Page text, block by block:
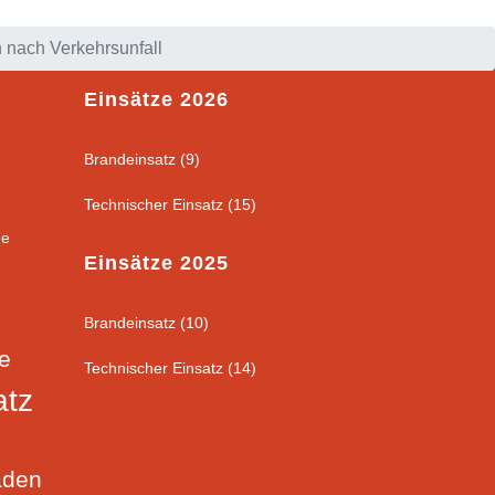
Verkehrsunfall
Einsätze 2026
Brandeinsatz (9)
Technischer Einsatz (15)
Einsätze 2025
Brandeinsatz (10)
Technischer Einsatz (14)